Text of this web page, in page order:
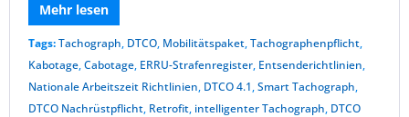
Mehr lesen
Tags:Tachograph, DTCO, Mobilitätspaket,Tachographenpflicht,
Kabotage,Cabotage, ERRU-Strafenregister, Entsenderichtlinien,
Nationale Arbeitszeit Richtlinien, DTCO 4.1,Smart Tachograph,
DTCO Nachrüstpflicht, Retrofit, intelligenter Tachograph, DTCO